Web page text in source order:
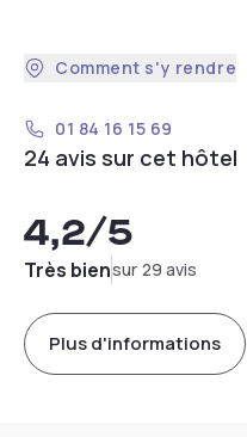
Comment s'y rendre
01 84 16 15 69
24 avis sur cet hôtel
4,2/5
Très biensur 29 avis
Plus d'informations